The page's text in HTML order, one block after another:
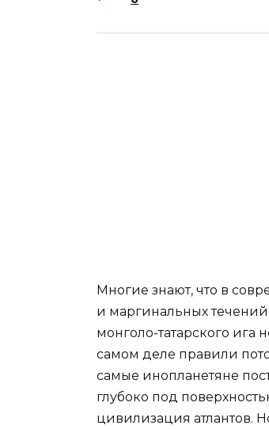
Многие знают, что в
и маргинальных
монголо-татарского
самом деле правили
самые инопланетяне
глубоко под
цивилизация атлантов.